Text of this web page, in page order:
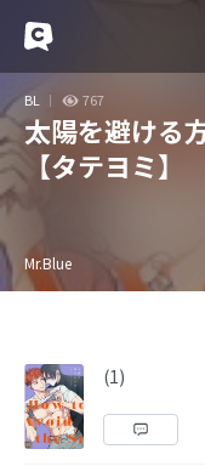
BL 767
太陽を避ける
【タテヨミ】
Mr.Blue
(1)